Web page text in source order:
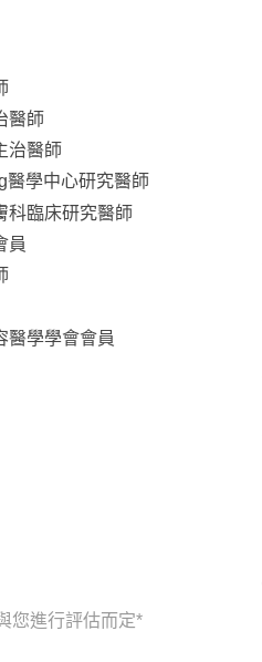
醫師
治醫師
醫學中心研究醫師
科臨床研究醫師
員
醫學學會會員
您進行評估而定*